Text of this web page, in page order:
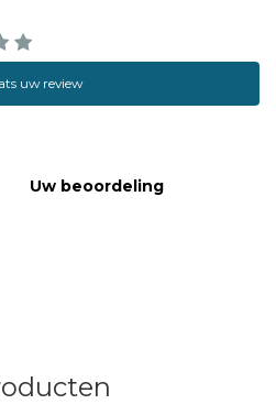
uw review
Uw beoordeling